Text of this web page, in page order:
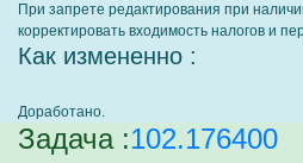
При запрете редактирования при
корректировать входимость налогов и
Как измененно :
Доработано.
Задача :102.176400